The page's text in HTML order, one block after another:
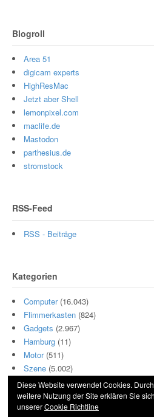
Blogroll
Area 51
digicam experts
HighResMac
Jetzt aber Shell
lemonpixel.com
maclife.de
Mastodon
parthesius.de
stromstock
RSS-Feed
RSS - Beiträge
Kategorien
Computer(16.043)
Flimmerkasten (824)
Gadgets (2.967)
Hamburg (11)
Motor(511)
Szene (5.002)
Diese Website verwendet Cookies.
weitere Nutzung der Site erklären Sie
unsererCookie Richtline